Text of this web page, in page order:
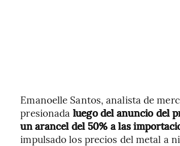
Emanoelle Santos, analista de
presionada luego del anuncio del
un arancel del 50% a las
impulsado los precios del metal a